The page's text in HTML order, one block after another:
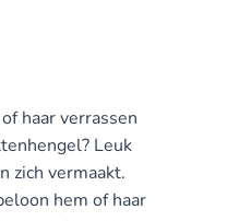
haar verrassen
Leuk
zich vermaakt.
hem of haar